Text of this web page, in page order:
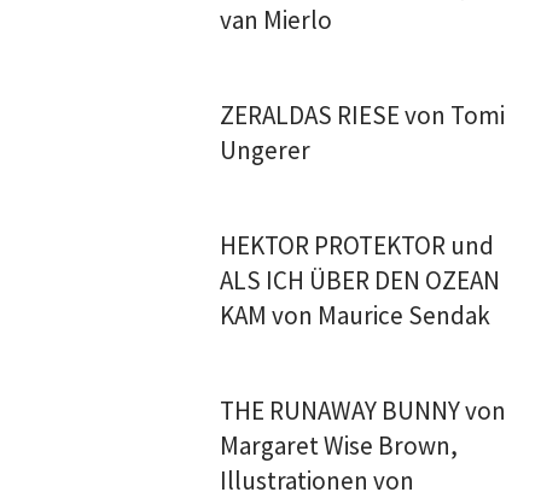
van Mierlo
ZERALDAS RIESE von Tomi
Ungerer
HEKTOR PROTEKTOR und
ALS ICH ÜBER DEN OZEAN
KAM von Maurice Sendak
THE RUNAWAY BUNNY von
Margaret Wise Brown,
Illustrationen von